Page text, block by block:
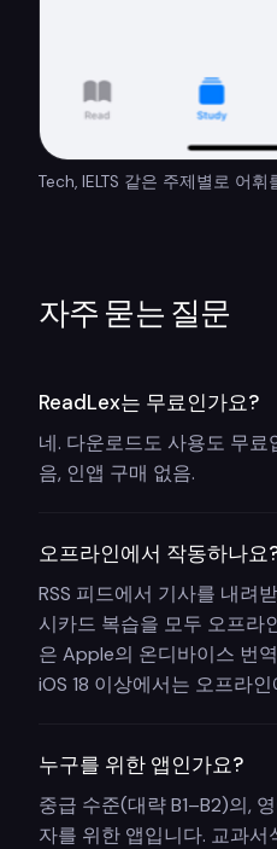
Tech, IELTS 같은 주제별로 어
자주 묻는 질문
ReadLex는 무료인가요?
네. 다운로드도 사용도 무료
음, 인앱 구매 없음.
오프라인에서 작동하나요
RSS 피드에서 기사를 내려
시카드 복습을 모두 오프라
은 Apple의 온디바이스 번
iOS 18 이상에서는 오프라
누구를 위한 앱인가요?
중급 수준(대략 B1–B2)의,
자를 위한 앱입니다. 교과